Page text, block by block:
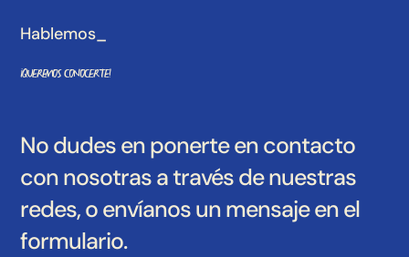
Hablemos_
¡Queremos conocerte!
No dudes en ponerte en contacto
con nosotras a través de nuestras
redes, o envíanos un mensaje en el
formulario.